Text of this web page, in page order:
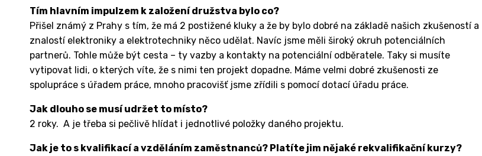
Tím hlavním impulzem k založení družstva bylo co?
Přišel známý z Prahy s tím, že má 2 postižené kluky a že by bylo dobré na základě našich zkušeností a
znalostí elektroniky a elektrotechniky něco udělat. Navíc jsme měli široký okruh potenciálních
partnerů. Tohle může být cesta – ty vazby a kontakty na potenciální odběratele. Taky si musíte
vytipovat lidi, o kterých víte, že s nimi ten projekt dopadne. Máme velmi dobré zkušenosti ze
spolupráce s úřadem práce, mnoho pracovišť jsme zřídili s pomocí dotací úřadu práce.
Jak dlouho se musí udržet to místo?
2 roky. A je třeba si pečlivě hlídat i jednotlivé položky daného projektu.
Jak je to s kvalifikací a vzděláním zaměstnanců? Platíte jim nějaké rekvalifikační kurzy?